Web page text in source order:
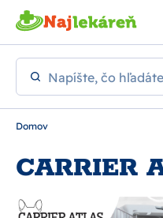
Preskočiť na hlavný obsah
Napíšte, čo hľadáte
Domov
CARRIER